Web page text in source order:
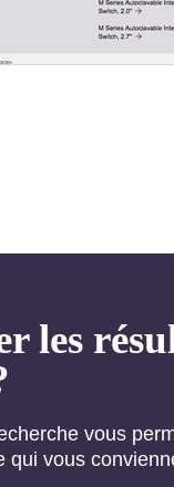
les
vous
qui vous